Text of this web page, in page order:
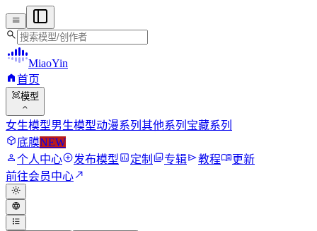
menu
search
MiaoYin
home首页
view_in_ar模型
expand_more
女生模型男生模型动漫系列 其他系列 宝藏系列
deployed_code底膜NEW
person个人中心add_circle发布模型assessment定制 photo_library专辑send教程menu_book更新
前往会员中心north_east
light_mode
language
format_list_bulleted